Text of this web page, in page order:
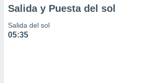
1199
Salida y Puesta del sol
Salida del sol
05:35